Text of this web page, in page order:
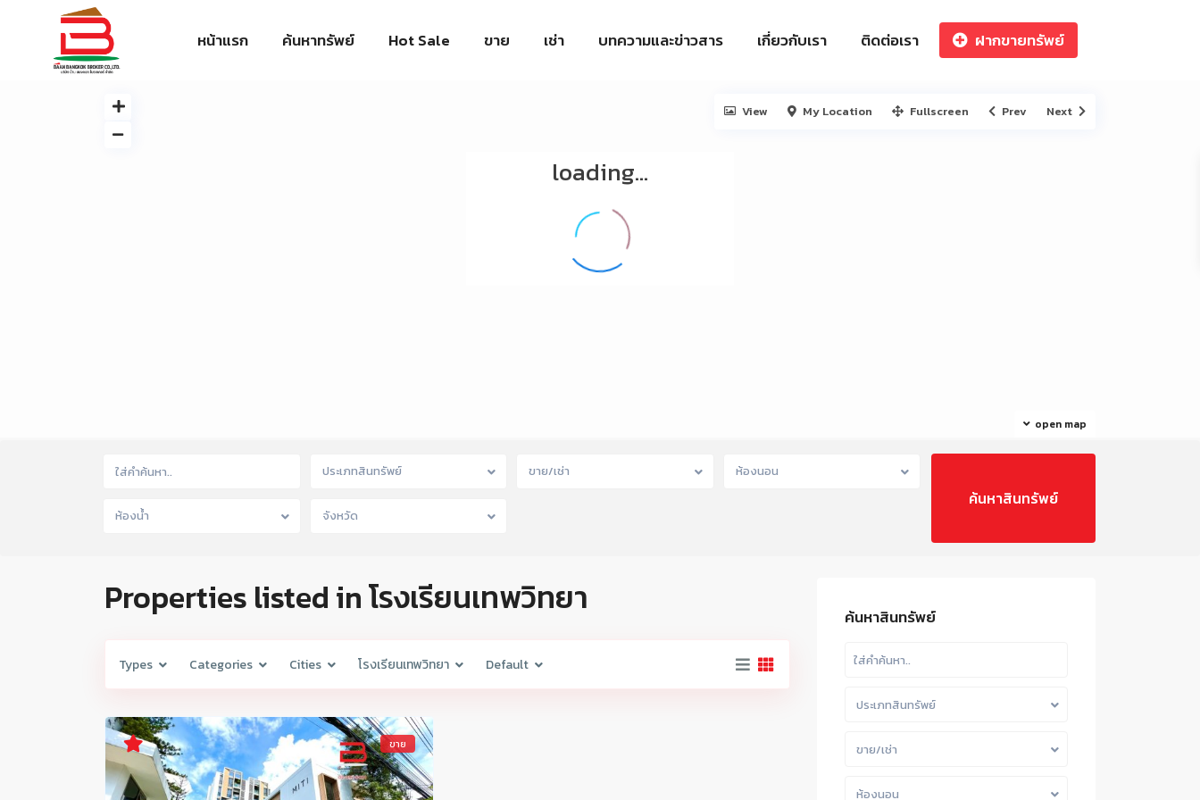
หน้าแรก ค้นหาทรัพย์ Hot Sale ขาย เช่า บทความและข่าวสาร เกี่ยวกับเรา ติดต่อเรา ฝากขายทรัพย์
loading...
open map
View My Location Fullscreen Prev Next
ประเภทสินทรัพย์ ขาย/เช่า ห้องนอน
ห้องน้ำ จังหวัด
Properties listed in โรงเรียนเทพวิทยา
Types Categories Cities โรงเรียนเทพวิทยา Default
ขาย
ค้นหาสินทรัพย์
ประเภทสินทรัพย์
ขาย/เช่า
ห้องนอน